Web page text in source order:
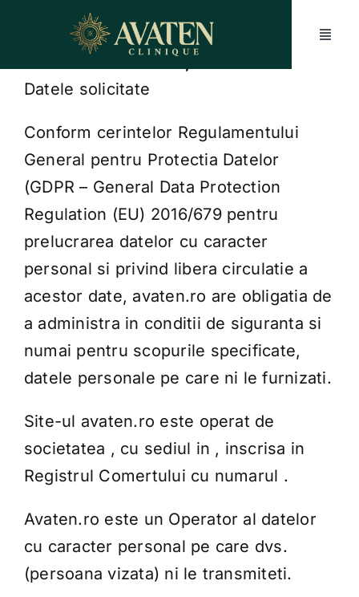
Toggle
Despre noi
Oferte și vouchere
Blog
Contact
Politica de Confidențialitate
Datele solicitate
Conform cerintelor Regulamentului
General pentru Protectia Datelor
(GDPR – General Data Protection
Regulation (EU) 2016/679 pentru
prelucrarea datelor cu caracter
personal si privind libera circulatie a
acestor date, avaten.ro are obligatia de
a administra in conditii de siguranta si
numai pentru scopurile specificate,
datele personale pe care ni le furnizati.
Site-ul avaten.ro este operat de
societatea , cu sediul in , inscrisa in
Registrul Comertului cu numarul .
Avaten.ro este un Operator al datelor
cu caracter personal pe care dvs.
(persoana vizata) ni le transmiteti.